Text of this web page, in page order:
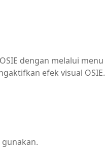
dengan melalui menu
efek visual OSIE.